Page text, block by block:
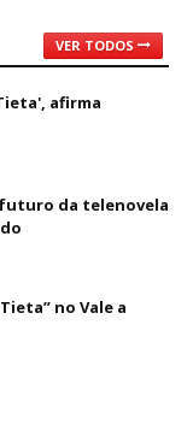
VER TODOS
afirma
da telenovela
no Vale a